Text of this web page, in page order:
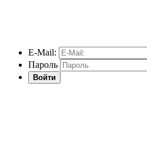
E-Mail:
Пароль
Войти